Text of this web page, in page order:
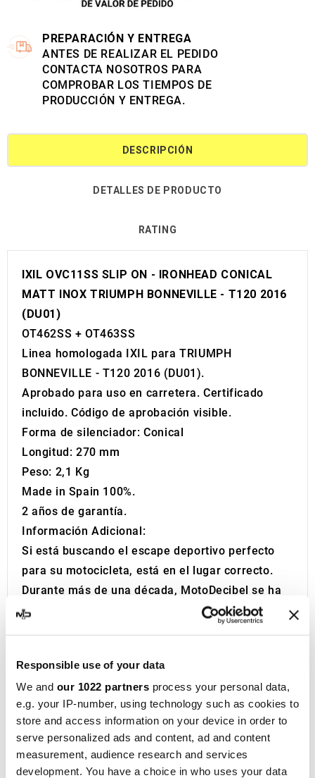
Responsible use of your data
We and our 1022 partners process your personal data,
e.g. your IP-number, using technology such as cookies to
store and access information on your device in order to
serve personalized ads and content, ad and content
measurement, audience research and services
development. You have a choice in who uses your data
PREPARACIÓN Y ENTREGA
ANTES DE REALIZAR EL PEDIDO
CONTACTA NOSOTROS PARA
COMPROBAR LOS TIEMPOS DE
PRODUCCIÓN Y ENTREGA.
DESCRIPCIÓN
DETALLES DE PRODUCTO
RATING
IXIL OVC11SS SLIP ON - IRONHEAD CONICAL
MATT INOX TRIUMPH BONNEVILLE - T120 2016
(DU01)
OT462SS + OT463SS
Linea homologada IXIL para TRIUMPH
BONNEVILLE - T120 2016 (DU01).
Aprobado para uso en carretera. Certificado
incluido. Código de aprobación visible.
Forma de silenciador: Conical
Longitud: 270 mm
Peso: 2,1 Kg
Made in Spain 100%.
2 años de garantía.
Información Adicional:
Si está buscando el escape deportivo perfecto
para su motocicleta, está en el lugar correcto.
Durante más de una década, MotoDecibel se ha
dedicado a la investigación y reventa de los
Escape de su Motocicleta, no dude en
contactarnos.
IXIL, fundada en Barcelona en 1955, es hoy una
marca consolidada en el ámbito del
motociclismo, presente en más de 40
distribuidores de los cinco continentes. Con más